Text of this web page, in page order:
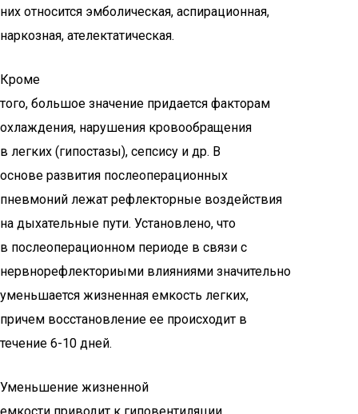
них относится эмболическая, аспирационная,
наркозная, ателектатическая.
Кроме
того, большое значение придается факторам
охлаждения, нарушения кровообращения
в легких (гипостазы), сепсису и др. В
основе развития послеоперационных
пневмоний лежат рефлекторные воздействия
на дыхательные пути. Установлено, что
в послеоперационном периоде в связи с
нервнорефлекториыми влияниями значительно
уменьшается жизненная емкость легких,
причем восстановление ее происходит в
течение 6-10 дней.
Уменьшение жизненной